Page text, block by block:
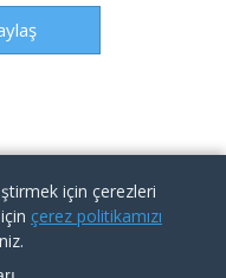
için çerezleri
çerez politikamızı